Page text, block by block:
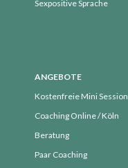
Sexpositive Sprache
ANGEBOTE
Kostenfreie Mini Session
Coaching Online / Köln
Beratung
Paar Coaching